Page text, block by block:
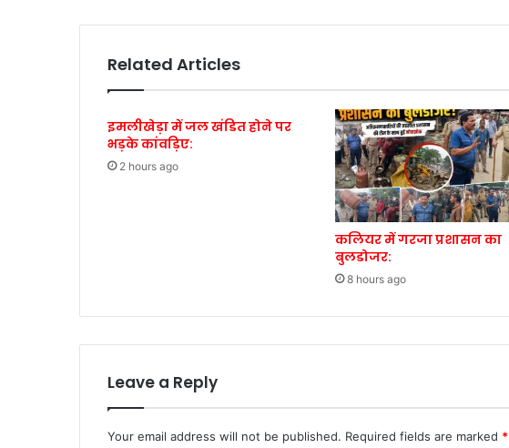
Related Articles
इमलीखेड़ा में जल खंडित होने पर
भड़के कांवड़िए:
2 hours ago
कलियर में गरजा प्रशासन का
बुलडोजर:
8 hours ago
Leave a Reply
Your email address will not be published. Required fields are marked *